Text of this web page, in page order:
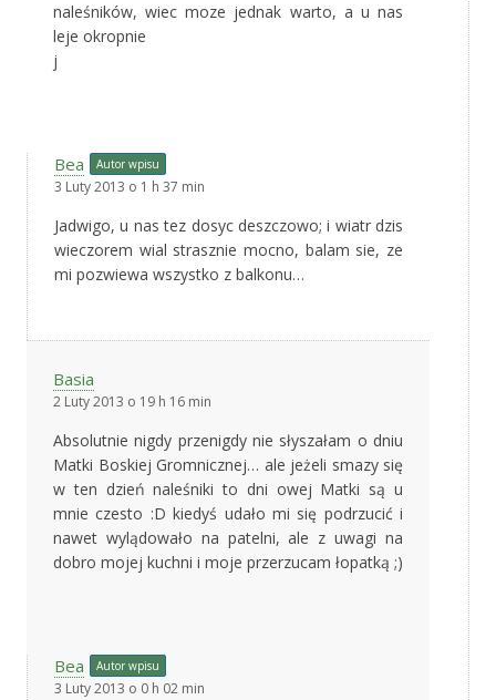
naleśników, wiec moze jednak warto, a u nas
leje okropnie
j
Bea Autor wpisu
3 Luty 2013 o 1 h 37 min
Jadwigo, u nas tez dosyc deszczowo; i wiatr dzis
wieczorem wial strasznie mocno, balam sie, ze
mi pozwiewa wszystko z balkonu…
Basia
2 Luty 2013 o 19 h 16 min
Absolutnie nigdy przenigdy nie słyszałam o dniu
Matki Boskiej Gromnicznej… ale jeżeli smazy się
w ten dzień naleśniki to dni owej Matki są u
mnie czesto :D kiedyś udało mi się podrzucić i
nawet wylądowało na patelni, ale z uwagi na
dobro mojej kuchni i moje przerzucam łopatką ;)
Bea Autor wpisu
3 Luty 2013 o 0 h 02 min